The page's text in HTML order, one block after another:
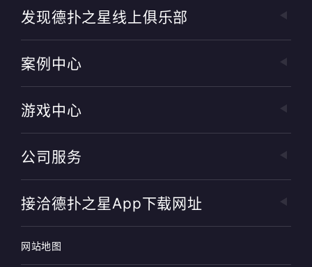
发现德扑之星线上俱乐部
案例中心
游戏中心
公司服务
接洽德扑之星app下载网址
网站地图